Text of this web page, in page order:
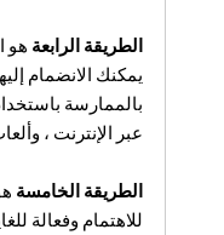
الطريقة الرابعة هو
يمكنك الانضمام
بالممارسة
عبر الإنترنت ،
الطريقة الخامسة
للاهتمام وفعالة